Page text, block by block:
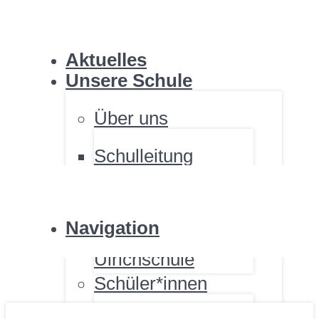
Aktuelles
Unsere Schule
Über uns
Schulleitung
Fördernde
Renovierung der
Ulrichschule
Schüler*innen
Navigation